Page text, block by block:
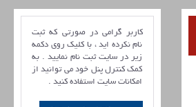
کاربر گرامی در صورتی که ثبت
نام نکرده اید ، با کلیک روی دکمه
زیر در سایت ثبت نام نمایید . به
کمک کنترل پنل خود می توانید از
امکانات سایت استفاده کنید .